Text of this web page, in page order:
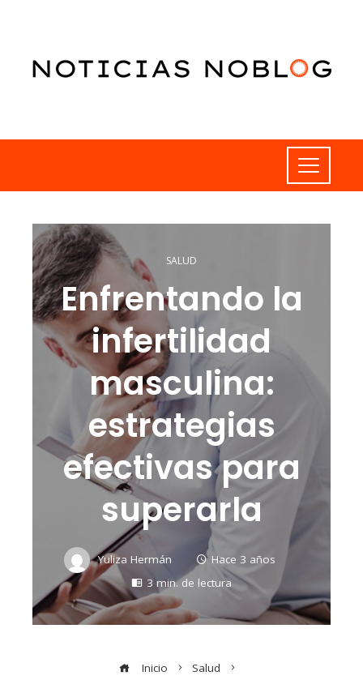
SALUD
Enfrentando la
infertilidad
masculina:
estrategias
efectivas para
superarla
Yuliza Hermán
Hace 3 años
3 min. de lectura
Inicio
Salud